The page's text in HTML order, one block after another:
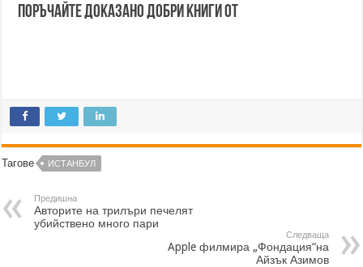
Поръчайте доказано добри книги от
Тагове ИСТАНБУЛ
Предишна
Авторите на трилъри печелят
убийствено много пари
Следваща
Apple филмира „Фондация“на
Айзък Азимов